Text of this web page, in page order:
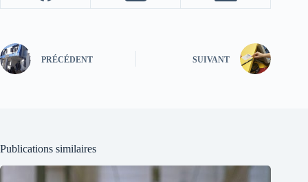
PRÉCÉDENT SUIVANT
Publications similaires